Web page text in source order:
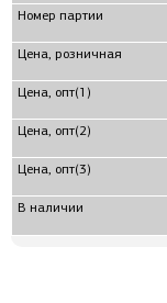
Номер партии
Цена, розничная
Цена, опт(1)
Цена, опт(2)
Цена, опт(3)
В наличии